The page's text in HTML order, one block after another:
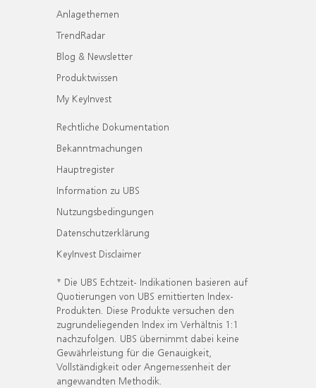
Anlagethemen
TrendRadar
Blog & Newsletter
Produktwissen
My KeyInvest
Rechtliche Dokumentation
Bekanntmachungen
Hauptregister
Information zu UBS
Nutzungsbedingungen
Datenschutzerklärung
KeyInvest Disclaimer
* Die UBS Echtzeit- Indikationen basieren auf
Quotierungen von UBS emittierten Index-
Produkten. Diese Produkte versuchen den
zugrundeliegenden Index im Verhältnis 1:1
nachzufolgen. UBS übernimmt dabei keine
Gewährleistung für die Genauigkeit,
Vollständigkeit oder Angemessenheit der
angewandten Methodik.